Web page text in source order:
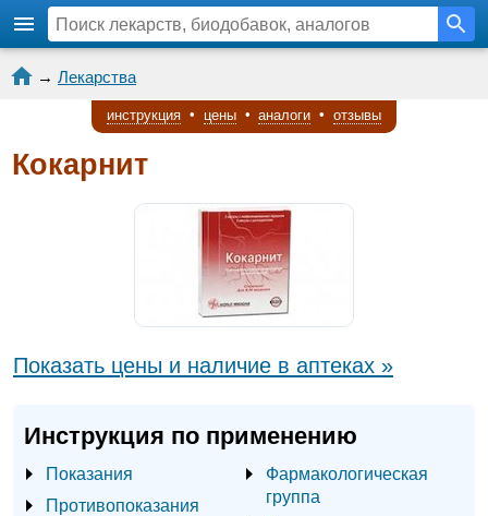
→ Лекарства
инструкция • цены • аналоги • отзывы
Кокарнит
Показать цены и наличие в аптеках »
Инструкция по применению
Показания
Противопоказания
Фармакологическая
группа